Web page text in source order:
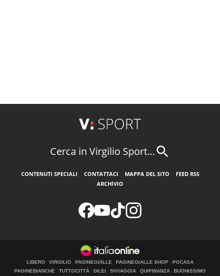
Cerca in Virgilio Sport...
CONTENUTI SPECIALI CONTATTACI MAPPA DEL SITO
FEED RSS
ARCHIVIO
LIBERO VIRGILIO PAGINEGIALLE PAGINEGIALLE SHOP
PGCASA
PAGINEBIANCHE
TUTTOCITTÀ DILEI SIVIAGGIA QUIFINANZA
BUONISSIMO